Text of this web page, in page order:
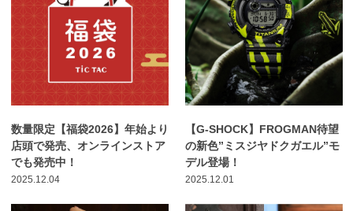
数量限定【福袋2026】年始より
店頭で発売、オンラインストア
でも発売中！
2025.12.04
【G-SHOCK】FROGMAN待望
の新色”ミスジヤドクガエル”モ
デル登場！
2025.12.01